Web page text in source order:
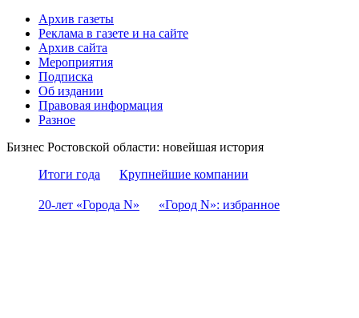
Архив газеты
Реклама в газете и на сайте
Архив сайта
Мероприятия
Подписка
Об издании
Правовая информация
Разное
Бизнес Ростовской области: новейшая история
Итоги года
Крупнейшие компании
20-лет «Города N» «Город N»: избранное